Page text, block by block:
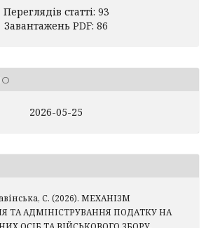
Переглядів статті: 93
Завантажень PDF: 86
2026-05-25
С. (2026). МЕХАНІЗМ
ТА АДМІНІСТРУВАННЯ ПОДАТКУ НА